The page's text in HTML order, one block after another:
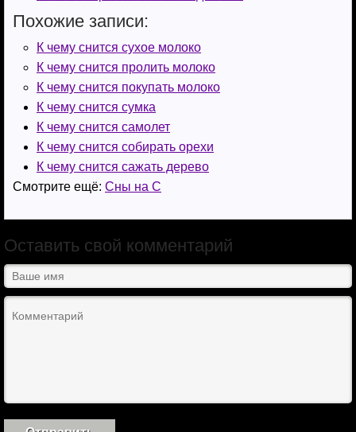
ip
и
Похожие записи:
К чему снится сухое молоко
К чему снится пролить молоко
К чему снится покупать молоко
К чему снится сумка
К чему снится самолет
К чему снится собирать орехи
К чему снится сажать дерево
Смотрите ещё: Сны на С
Оставить свой комментарий